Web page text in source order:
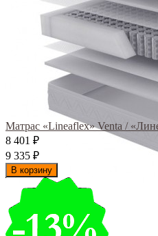
Матрас «Lineaflex» Venta /
8 401
₽
9 335 ₽
В корзину